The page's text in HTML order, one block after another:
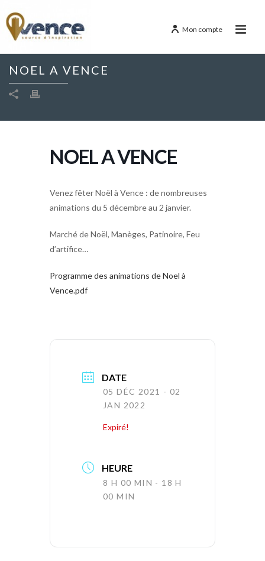
Mon compte
NOEL A VENCE
NOEL A VENCE
Venez fêter Noël à Vence : de nombreuses
animations du 5 décembre au 2 janvier.
Marché de Noël, Manèges, Patinoire, Feu
d’artifice…
Programme des animations de Noel à
Vence.pdf
DATE
05 DÉC 2021 - 02
JAN 2022
Expiré!
HEURE
8 H 00 MIN - 18 H
00 MIN